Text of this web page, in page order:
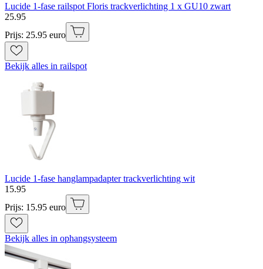
Lucide 1-fase railspot Floris trackverlichting 1 x GU10 zwart
25.95
Prijs: 25.95 euro
Bekijk alles in railspot
Lucide 1-fase hanglampadapter trackverlichting wit
15.95
Prijs: 15.95 euro
Bekijk alles in ophangsysteem